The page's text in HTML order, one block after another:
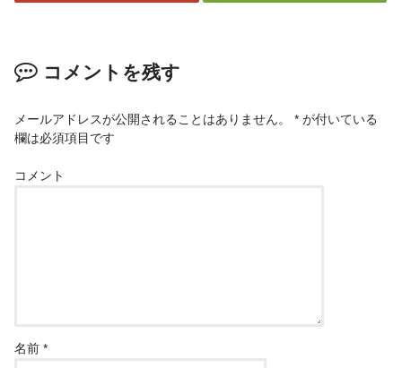
コメントを残す
メールアドレスが公開されることはありません。 * が付いている
欄は必須項目です
コメント
名前*